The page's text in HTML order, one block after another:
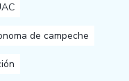
de campeche